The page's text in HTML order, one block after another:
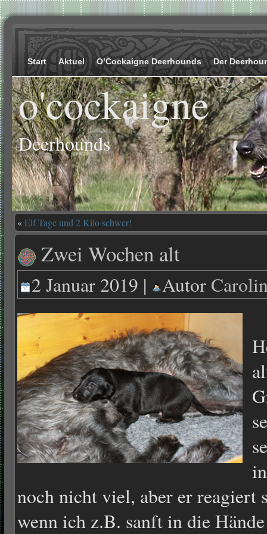
Start Aktuel O’Cockaigne Deerhounds Der
o'cockaigne
Deerhounds
«Elf Tage und 2 Kilo schwer!
Zwei Wochen alt
2 Januar 2019 | Autor
noch nicht viel, aber er reagiert
wenn ich z.B. sanft in die